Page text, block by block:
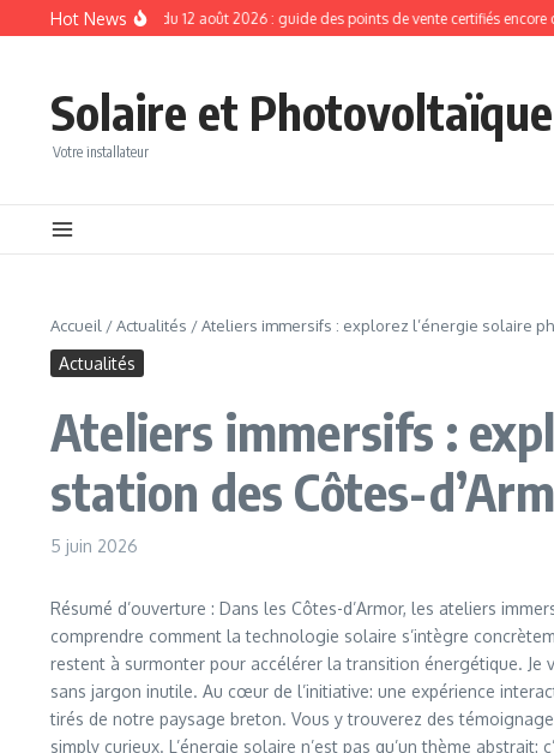
Aller au contenu
Hot News
l’éclipse solaire du 12 août 2026 : guide des points de vente certifiés encore
Solaire et Photovoltaïque
Votre installateur
Accueil /Actualités /Ateliers immersifs : explorez l’énergie solaire
Actualités
Ateliers immersifs :
station des Côtes-
5 juin 2026
Résumé d’ouverture : Dans les Côtes-d’Armor, les ateliers
comprendre comment la technologie solaire s’intègre
restent à surmonter pour accélérer la transition énergétique. Je
sans jargon inutile. Au cœur de l’initiative: une expérience
tirés de notre paysage breton. Vous y trouverez des
simply curieux. L’énergie solaire n’est pas qu’un thème